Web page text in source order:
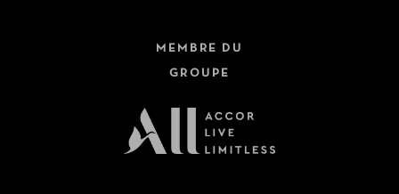
MEMBRE DU
GROUPE